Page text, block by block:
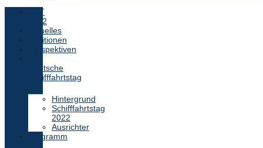
DST
2022
Aktuelles
Positionen
Perspektiven
Deutsche
Schifffahrtstag
Hintergrund
Schifffahrtstag
2022
Ausrichter
Programm